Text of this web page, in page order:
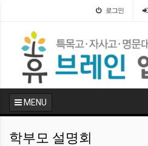
로그인
MENU
학부모 설명회